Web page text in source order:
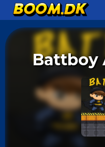
Battboy